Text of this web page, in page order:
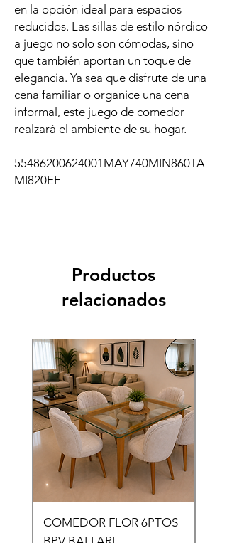
en la opción ideal para espacios
reducidos. Las sillas de estilo nórdico
a juego no solo son cómodas, sino
que también aportan un toque de
elegancia. Ya sea que disfrute de una
cena familiar o organice una cena
informal, este juego de comedor
realzará el ambiente de su hogar.
55486200624001MAY740MIN860TA
MI820EF
Productos
relacionados
COMEDOR FLOR 6PTOS